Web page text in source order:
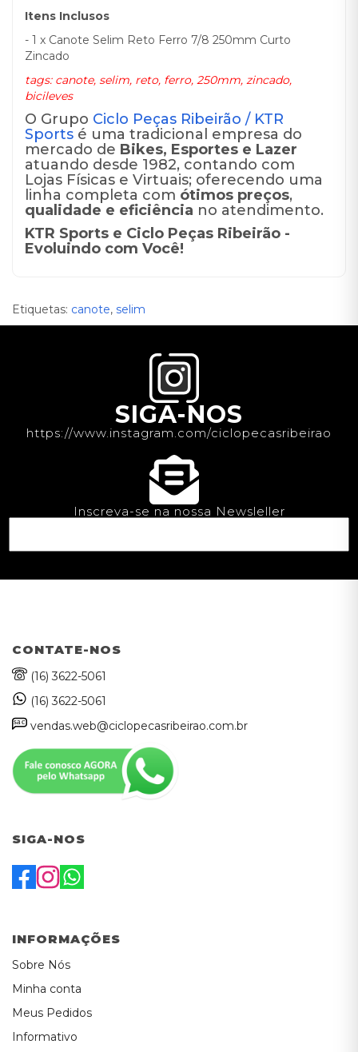
Itens Inclusos
- 1 x Canote Selim Reto Ferro 7/8 250mm Curto
Zincado
tags: canote, selim, reto, ferro, 250mm, zincado,
bicileves
O Grupo Ciclo Peças Ribeirão / KTR
Sports é uma tradicional empresa do
mercado de Bikes, Esportes e Lazer
atuando desde 1982, contando com
Lojas Físicas e Virtuais; oferecendo uma
linha completa com ótimos preços,
qualidade e eficiência no atendimento.
KTR Sports e Ciclo Peças Ribeirão -
Evoluindo com Você!
Etiquetas: canote, selim
SIGA-NOS
https://www.instagram.com/ciclopecasribeirao
Inscreva-se na nossa Newsleller
CONTATE-NOS
(16) 3622-5061
(16) 3622-5061
sac vendas.web@ciclopecasribeirao.com.br
SIGA-NOS
INFORMAÇÕES
Sobre Nós
Minha conta
Meus Pedidos
Informativo